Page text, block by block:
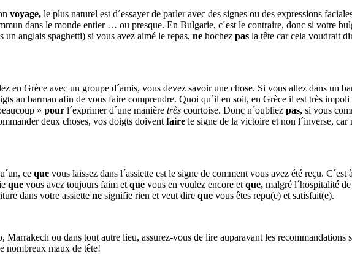
voyage, le plus naturel est d´essayer de parler avec des signes ou des expressions
dans le monde entier … ou presque. En Bulgarie, c´est le contraire, donc si votre
anglais spaghetti) si vous avez aimé le repas, ne hochez pas la tête car cela voudrait
en Grèce avec un groupe d´amis, vous devez savoir une chose. Si vous allez dans un
au barman afin de vous faire comprendre. Quoi qu´il en soit, en Grèce il est très
» pour l´exprimer d´une manière très courtoise. Donc n´oubliez pas, si vous
deux choses, vos doigts doivent faire le signe de la victoire et non l´inverse,
ce que vous laissez dans l´assiette est le signe de comment vous avez été reçu.
que vous avez toujours faim et que vous en voulez encore et que, malgré l´hospitalité
dans votre assiette ne signifie rien et veut dire que vous êtes repu(e) et satisfait(e).
Marrakech ou dans tout autre lieu, assurez-vous de lire auparavant les recommandations
nombreux maux de tête!